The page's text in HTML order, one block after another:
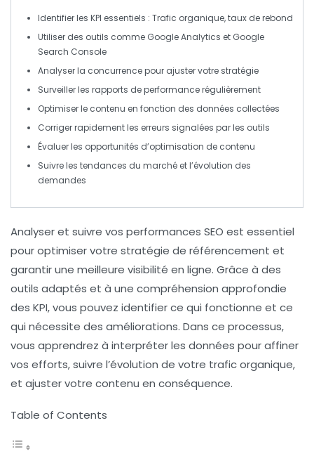
Identifier les KPI essentiels : Trafic organique,taux de rebond
Utiliser des outils comme Google Analytics et Google
Search Console
Analyser la concurrence pour ajuster votre stratégie
Surveiller les rapports de performancerégulièrement
Optimiser le contenu en fonction des données collectées
Corriger rapidement les erreurs signalées par les outils
Évaluer les opportunités d’optimisation de contenu
Suivre les tendances du marché et l’évolution des
demandes
Analyser et suivre vos performances SEO est essentiel
pour optimiser votre stratégie de référencement et
garantir une meilleure visibilité en ligne. Grâce à des
outils adaptés et à une compréhension approfondie
des KPI, vous pouvez identifier ce qui fonctionne et ce
qui nécessite des améliorations. Dans ce processus,
vous apprendrez à interpréter les données pour affiner
vos efforts, suivre l’évolution de votre trafic organique,
et ajuster votre contenu en conséquence.
Table of Contents